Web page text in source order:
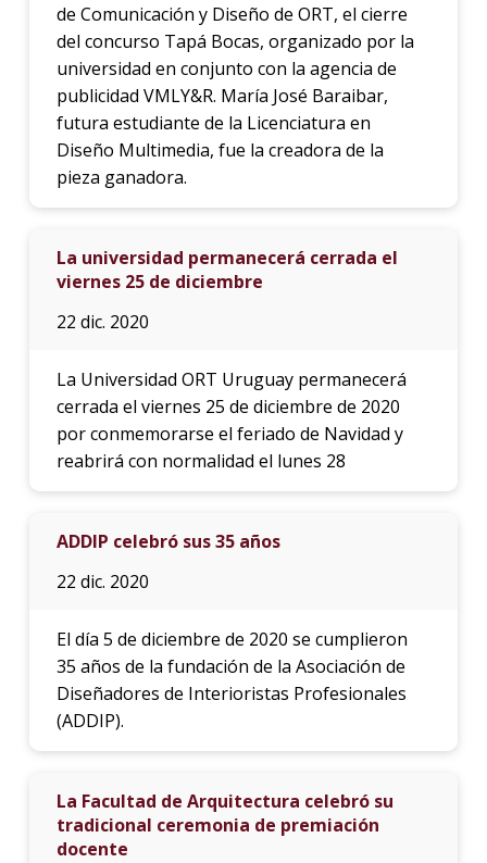
de Comunicación y Diseño de ORT, el cierre
del concurso Tapá Bocas, organizado por la
universidad en conjunto con la agencia de
publicidad VMLY&R. María José Baraibar,
futura estudiante de la Licenciatura en
Diseño Multimedia, fue la creadora de la
pieza ganadora.
La universidad permanecerá cerrada el
viernes 25 de diciembre
22 dic. 2020
La Universidad ORT Uruguay permanecerá
cerrada el viernes 25 de diciembre de 2020
por conmemorarse el feriado de Navidad y
reabrirá con normalidad el lunes 28
ADDIP celebró sus 35 años
22 dic. 2020
El día 5 de diciembre de 2020 se cumplieron
35 años de la fundación de la Asociación de
Diseñadores de Interioristas Profesionales
(ADDIP).
La Facultad de Arquitectura celebró su
tradicional ceremonia de premiación
docente